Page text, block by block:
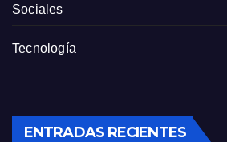
Sociales
Tecnología
ENTRADAS RECIENTES